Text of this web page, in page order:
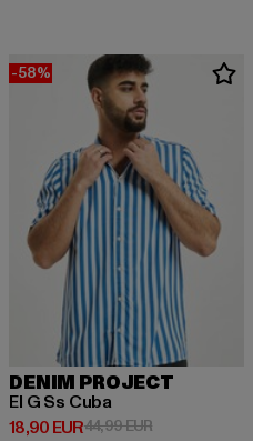
89,90 EUR
-58%
DENIM PROJECT
El G Ss Cuba
18,90 EUR
Derzeitiger Preis: 18,90 EUR
44,99 EURAktionspreis: